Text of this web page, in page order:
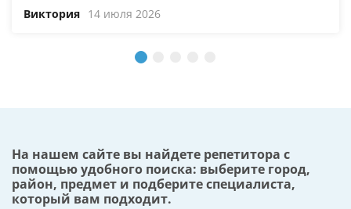
Виктория 14 июля 2026
На нашем сайте вы найдете репетитора с
помощью удобного поиска: выберите город,
район, предмет и подберите специалиста,
который вам подходит.